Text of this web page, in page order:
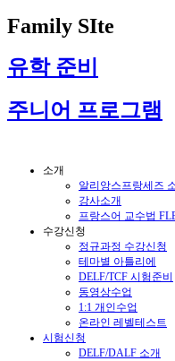
Family SIte
유학 준비
주니어 프로그램
소개
알리앙스프랑세즈
강사소개
프랑스어 교수법
수강신청
정규과정 수강신청
테마별 아틀리에
DELF/TCF 시험준비
동영상수업
1:1 개인수업
온라인 레벨테스트
시험신청
DELF/DALF 소개